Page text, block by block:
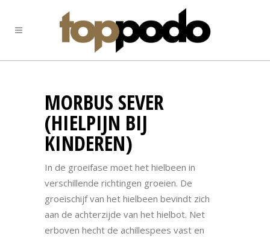
MORBUS SEVER
(HIELPIJN BIJ
KINDEREN)
In de groeifase moet het hielbeen in
verschillende richtingen groeien. De
groeischijf van het hielbeen bevindt zich
aan de achterzijde van het hielbot. Net
erboven hecht de achillespees vast en